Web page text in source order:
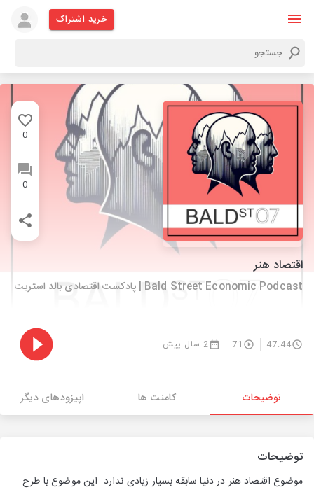
خرید اشتراک
0
0
اقتصاد هنر
Bald Street Economic Podcast | پادکست اقتصادی بالد استریت
47:44
71 2 سال پیش
توضیحات کامنت ها اپیزودهای دیگر
توضیحات
موضوع اقتصاد هنر در دنیا سابقه بسیار زیادی ندارد. این موضوع با طرح